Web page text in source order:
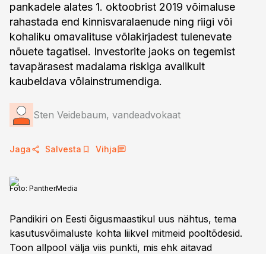
pankadele alates 1. oktoobrist 2019 võimaluse
rahastada end kinnisvaralaenude ning riigi või
kohaliku omavalituse võlakirjadest tulenevate
nõuete tagatisel. Investorite jaoks on tegemist
tavapärasest madalama riskiga avalikult
kaubeldava võlainstrumendiga.
Sten Veidebaum, vandeadvokaat
Jaga Salvesta Vihja
Foto: PantherMedia
Pandikiri on Eesti õigusmaastikul uus nähtus, tema
kasutusvõimaluste kohta liikvel mitmeid pooltõdesid.
Toon allpool välja viis punkti, mis ehk aitavad